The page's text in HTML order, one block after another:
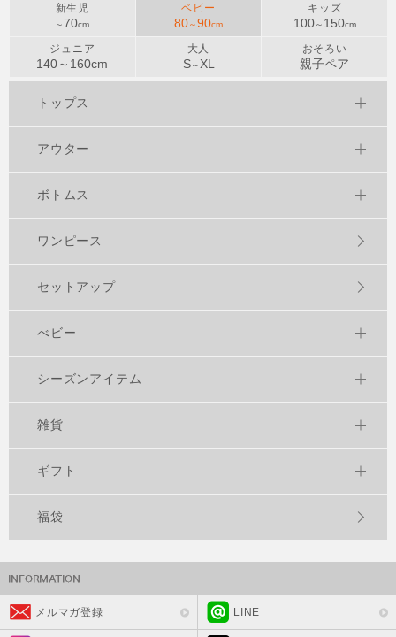
新生児
～ 70cm
ベビー
80～90cm
キッズ
100～ 150cm
ジュニア
140～ 160cm
大人
S～ XL
おそろい
親子ペア
トップス
アウター
ボトムス
ワンピース
セットアップ
べビー
シーズンアイテム
雑貨
ギフト
福袋
メルマガ登録 LINE